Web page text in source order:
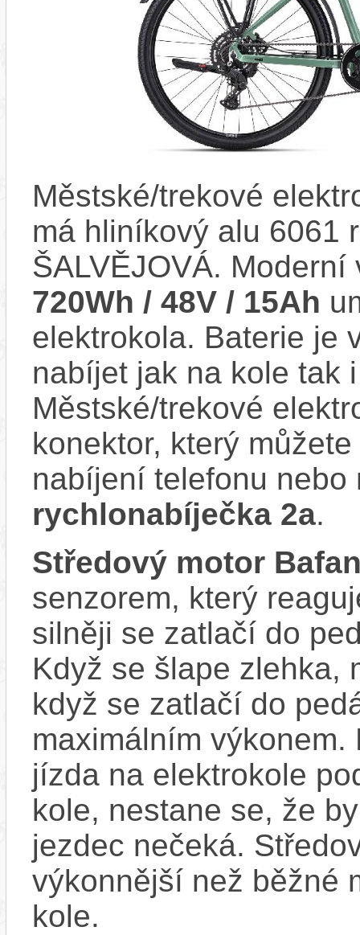
Městské/trekové
má hliníkový alu 6061
ŠALVĚJOVÁ.
720Wh / 48V / 15Ah
elektrokola. Baterie je
nabíjet jak na kole tak
Městské/trekové
konektor, který
nabíjení telefonu
rychlonabíječka 2a.
Středový motor
senzorem, který
silněji se zatlačí do
Když se šlape zlehka,
když se zatlačí do
maximálním
jízda na elektrokole
kole, nestane se, že
jezdec nečeká.
výkonnější než běžné
kole.